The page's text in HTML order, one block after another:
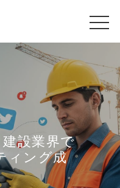
設業界で
ィング成